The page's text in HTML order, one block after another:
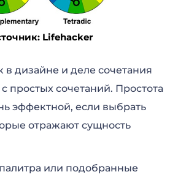
Lifehacker
в дизайне и деле сочетания
простых сочетаний. Простота
эффектной, если выбрать
отражают сущность
палитра или подобранные